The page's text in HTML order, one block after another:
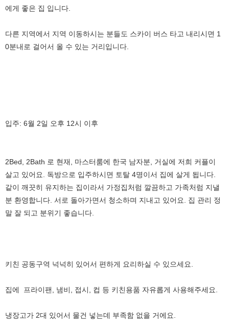
에게 좋은 집 입니다.
다른 지역에서 지역 이동하시는 분들도 스카이 버스 타고 내리시면 1
0분내로 걸어서 올 수 있는 거리입니다.
입주: 6월 2일 오후 12시 이후
2Bed, 2Bath 로 현재, 마스터룸에 한국 남자분, 거실에 저희 커플이
살고 있어요. 독방으로 입주하시면 토탈 4명이서 집에 살게 됩니다.
같이 깨끗히 유지하는 집이라서 가정집처럼 깔끔하고 가족처럼 지낼
분 환영합니다. 서로 돌아가면서 청소하며 지내고 있어요. 집 관리 정
말 잘 되고 분위기 좋습니다.
키친 공동구역 넉넉히 있어서 편하게 요리하실 수 있으세요.
집에 프라이팬, 냄비, 접시, 컵 등 키친용품 자유롭게 사용해주세요.
냉장고가 2대 있어서 물건 넣는데 부족함 없을 거에요.